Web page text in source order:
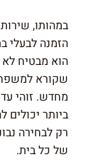
במהותו,
הזמנה לבעלי
הוא מבטיח
שקורא
מחדש. זוהי
ביותר
רק לבחירה
של כל בית.